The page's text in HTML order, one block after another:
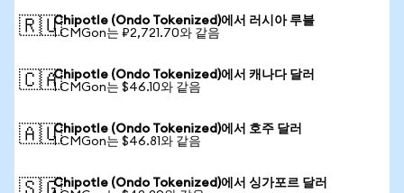
🇷🇺Chipotle (Ondo Tokenized)에서 러시아 루블
1 CMGon는 ₽2,721.70와 같음
🇨🇦Chipotle (Ondo Tokenized)에서 캐나다 달러
1 CMGon는 $46.10와 같음
🇦🇺Chipotle (Ondo Tokenized)에서 호주 달러
1 CMGon는 $46.81와 같음
Chipotle (Ondo Tokenized)에서 싱가포르 달러